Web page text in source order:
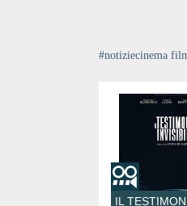
#notiziecinema
IL